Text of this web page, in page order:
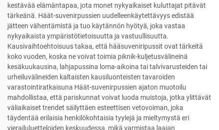
kestävää elämäntapaa, jota monet nykyaikaiset kuluttajat pitävät
tärkeänä. Häät-suvenirpussien uudelleenkäytettävyys edistää
jätteen vähentämistä ja tuo käytännön hyötyä, joka vastaa
nykyaikaista ympäristötietoisuutta ja vastuullisuutta.
Kausivaihtoehtoisuus takaa, että hääsuveniripussit ovat tärkeitä
koko vuoden, koska ne voivat toimia piknik-kuljetusvälineinä
kesäkuukausina, lahjapussina loma-aikoina tai talvivarusteiden tai
urheiluvälineiden kaltaisten kausiluonteisten tavaroiden
varastointiratkaisuna Häät-suvenirpussien ajaton muotoilu
mahdollistaa, että pariskunnat voivat luoda muistoja, jotka ylittävät
väliaikaiset trendet säilyttäen esteettisen vetovoiman, joka
täydentää erilaisia henkilökohtaisia tyylejä ja mieltymystä eri
vierailuluetteloiden keskuudessa, mikä varmistaa laajan